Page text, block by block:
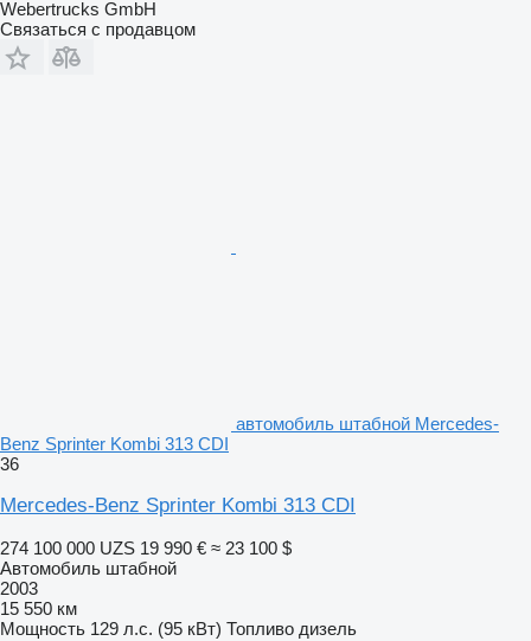
Webertrucks GmbH
Связаться с продавцом
автомобиль штабной Mercedes-
Benz Sprinter Kombi 313 CDI
36
Mercedes-Benz Sprinter Kombi 313 CDI
274 100 000 UZS 19 990 € ≈ 23 100 $
Автомобиль штабной
2003
15 550 км
Мощность 129 л.с. (95 кВт) Топливо дизель